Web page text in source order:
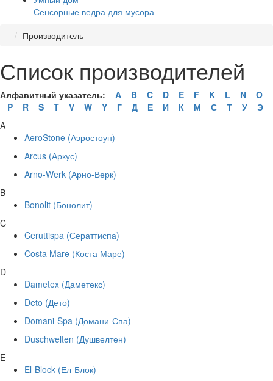
Сенсорные ведра для мусора
Производитель
Список производителей
Алфавитный указатель: A B C D E F K L N
O
P
R S T V W Y Г Д Е И К М С Т У
Э
A
AeroStone (Аэростоун)
Arcus (Аркус)
Arno-Werk (Арно-Верк)
B
Bonolit (Бонолит)
C
Ceruttispa (Сераттиспа)
Costa Mare (Коста Маре)
D
Dametex (Даметекс)
Deto (Дето)
Domani-Spa (Домани-Спа)
Duschwelten (Душвелтен)
E
El-Block (Ел-Блок)